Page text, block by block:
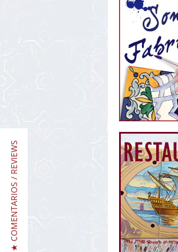
★ COMENTARIOS / REVIEWS